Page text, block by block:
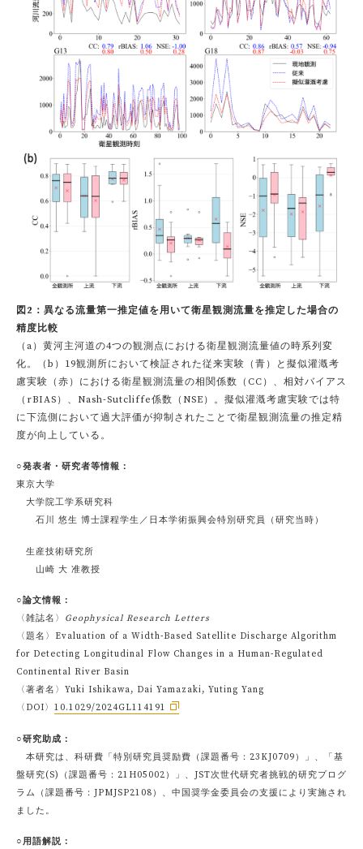
図2：異なる流量第一推定値を用いて衛星観測流量を推定した場合の
精度比較
（a）黄河主河道の4つの観測点における衛星観測流量値の時系列変
化。（b）19観測所において検証された従来実験（青）と擬似灌漑考
慮実験（赤）における衛星観測流量の相関係数（CC）、相対バイアス
（rBIAS）、Nash-Sutcliffe係数（NSE）。擬似灌漑考慮実験では特
に下流側において過大評価が抑制されたことで衛星観測流量の推定精
度が向上している。
○発表者・研究者等情報：
東京大学
大学院工学系研究科
石川 悠生 博士課程学生／日本学術振興会特別研究員（研究当時）
生産技術研究所
山崎 大 准教授
○論文情報：
〈雑誌名〉 Geophysical Research Letters
〈題名〉Evaluation of a Width-Based Satellite Discharge Algorithm
for Detecting Longitudinal Flow Changes in a Human-Regulated
Continental River Basin
〈著者名〉Yuki Ishikawa, Dai Yamazaki, Yuting Yang
〈DOI〉 10.1029/2024GL114191
○研究助成：
本研究は、科研費「特別研究員奨励費（課題番号：23KJ0709）」、「基
盤研究(S)（課題番号：21H05002）」、JST次世代研究者挑戦的研究プログ
ラム（課題番号：JPMJSP2108）、中国奨学金委員会の支援により実施され
ました。
○用語解説：